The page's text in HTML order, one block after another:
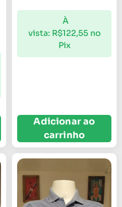
À
vista: R$122,55 no
Pix
Adicionar ao
carrinho